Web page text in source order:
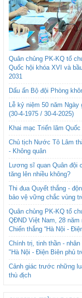
Quân chủng PK-KQ tổ
Quốc hội khóa XVI và
2031
Dấu ấn Bộ đội Phòng
Lễ kỷ niệm 50 năm
(30-4-1975 / 30-4-2025)
Khai mạc Triển lãm
Chủ tịch Nước Tô Lâm
- Không quân
Lương sĩ quan Quân đội
tăng lên nhiều không?
Thi đua Quyết thắng -
bảo vệ vững chắc vùng
Quân chủng PK-KQ tổ
QĐND Việt Nam, 28 năm
Chiến thắng “Hà Nội -
Chính trị, tinh thần -
"Hà Nội - Điện Biên phủ
Cảnh giác trước những
thù địch